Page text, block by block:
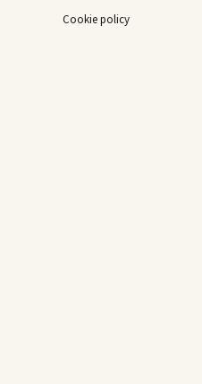
Cookie policy